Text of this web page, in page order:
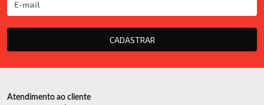
CADASTRAR
Atendimento ao cliente